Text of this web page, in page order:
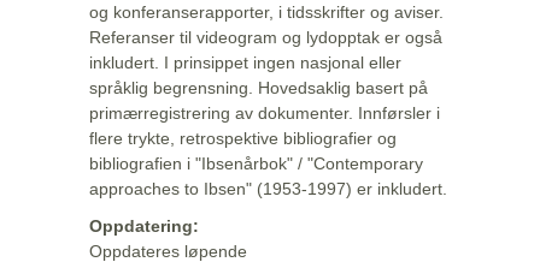
og konferanserapporter, i tidsskrifter og aviser.
Referanser til videogram og lydopptak er også
inkludert. I prinsippet ingen nasjonal eller
språklig begrensning. Hovedsaklig basert på
primærregistrering av dokumenter. Innførsler i
flere trykte, retrospektive bibliografier og
bibliografien i "Ibsenårbok" / "Contemporary
approaches to Ibsen" (1953-1997) er inkludert.
Oppdatering:
Oppdateres løpende